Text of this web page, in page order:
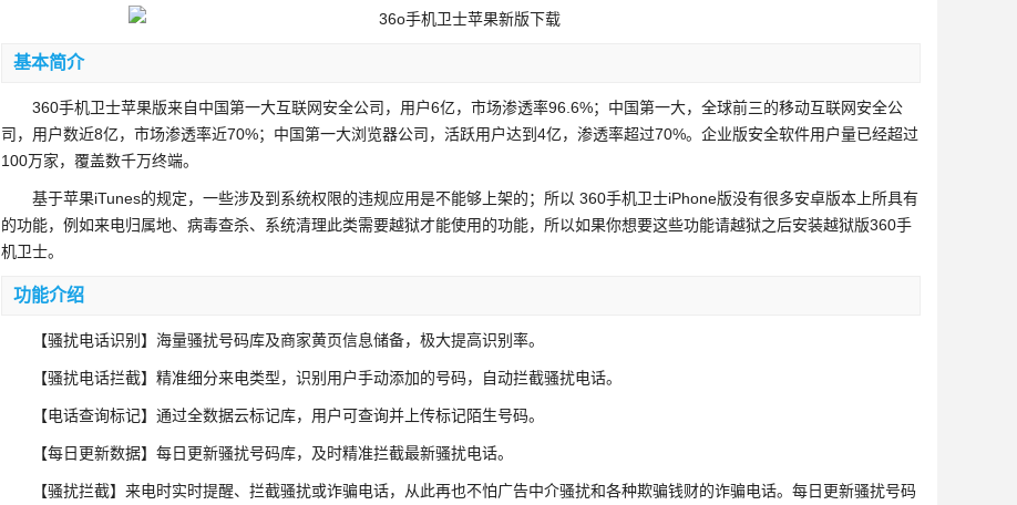
基本简介
360手机卫士苹果版来自中国第一大互联网安全公司，用户6亿，市场渗透率96.6%；中国第一大，全球前三的移动互联网安全公
司，用户数近8亿，市场渗透率近70%；中国第一大浏览器公司，活跃用户达到4亿，渗透率超过70%。企业版安全软件用户量已经超过
100万家，覆盖数千万终端。
基于苹果iTunes的规定，一些涉及到系统权限的违规应用是不能够上架的；所以 360手机卫士iPhone版没有很多安卓版本上所具有
的功能，例如来电归属地、病毒查杀、系统清理此类需要越狱才能使用的功能，所以如果你想要这些功能请越狱之后安装越狱版360手
机卫士。
功能介绍
【骚扰电话识别】海量骚扰号码库及商家黄页信息储备，极大提高识别率。
【骚扰电话拦截】精准细分来电类型，识别用户手动添加的号码，自动拦截骚扰电话。
【电话查询标记】通过全数据云标记库，用户可查询并上传标记陌生号码。
【每日更新数据】每日更新骚扰号码库，及时精准拦截最新骚扰电话。
【骚扰拦截】来电时实时提醒、拦截骚扰或诈骗电话，从此再也不怕广告中介骚扰和各种欺骗钱财的诈骗电话。每日更新骚扰号码